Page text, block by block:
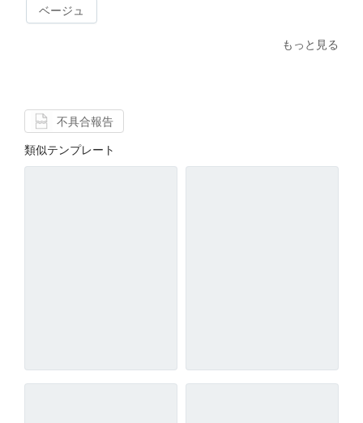
ベージュ
もっと見る
不具合報告
類似テンプレート